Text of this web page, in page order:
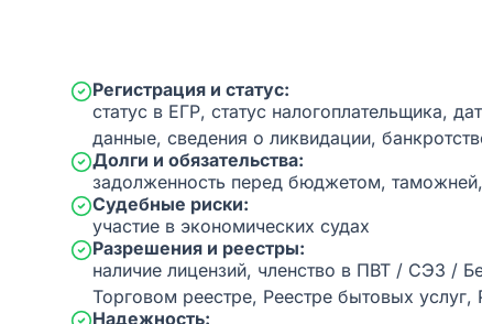
Регистрация и статус:
статус в ЕГР, статус налогоплательщика,
данные, сведения о ликвидации,
Долги и обязательства:
задолженность перед бюджетом,
Судебные риски:
участие в экономических судах
Разрешения и реестры:
наличие лицензий, членство в ПВТ / СЭЗ /
Торговом реестре, Реестре бытовых услуг,
Надежность: